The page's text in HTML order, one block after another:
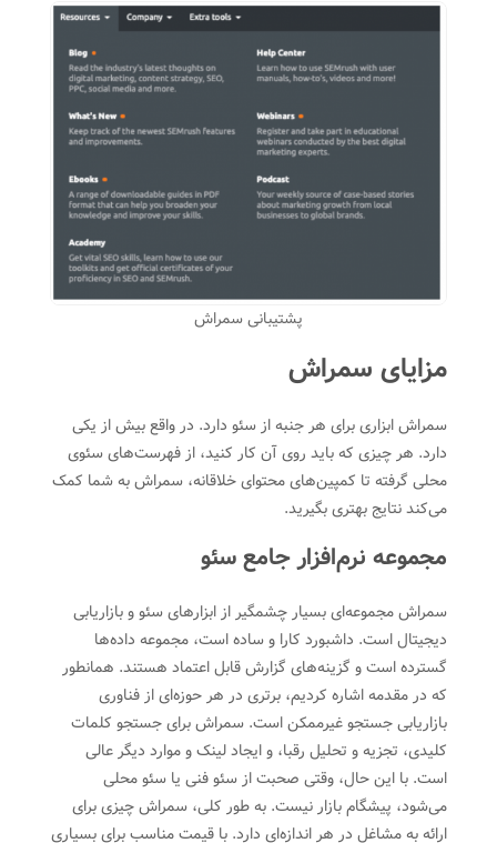
پشتیبانی سمراش
مزایای سمراش
سمراش ابزاری برای هر جنبه از سئو دارد. در واقع بیش از یکی
دارد. هر چیزی که باید روی آن کار کنید، از فهرست‌های سئوی
محلی گرفته تا کمپین‌های محتوای خلاقانه، سمراش به شما کمک
می‌کند نتایج بهتری بگیرید.
مجموعه نرم‌افزار جامع سئو
سمراش مجموعه‌ای بسیار چشمگیر از ابزارهای سئو و بازاریابی
دیجیتال است. داشبورد کارا و ساده است، مجموعه داده‌ها
گسترده است و گزینه‌های گزارش قابل اعتماد هستند. همانطور
که در مقدمه اشاره کردیم، برتری در هر حوزه‌ای از فناوری
بازاریابی جستجو غیرممکن است. سمراش برای جستجو کلمات
کلیدی، تجزیه و تحلیل رقبا، و ایجاد لینک و موارد دیگر عالی
است. با این حال، وقتی صحبت از سئو فنی یا سئو محلی
می‌شود، پیشگام بازار نیست. به طور کلی، سمراش چیزی برای
ارائه به مشاغل در هر اندازه‌ای دارد. با قیمت مناسب برای بسیاری